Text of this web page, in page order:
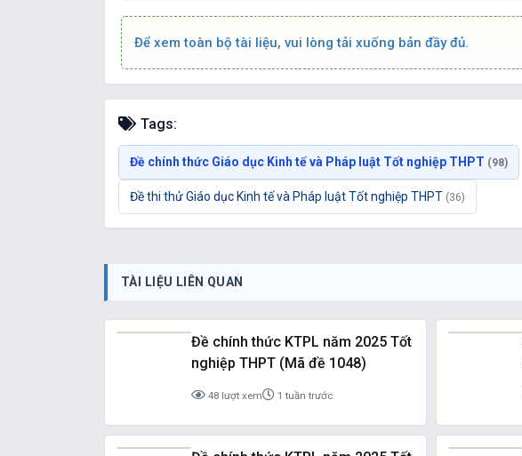
Để xem toàn bộ tài liệu, vui lòng tải xuống bản đầy đủ.
Tags:
Đề chính thức Giáo dục Kinh tế và Pháp luật Tốt nghiệp THPT (98)
Đề thi thử Giáo dục Kinh tế và Pháp luật Tốt nghiệp THPT (36)
TÀI LIỆU LIÊN QUAN
Đề chính thức KTPL năm 2025 Tốt
nghiệp THPT (Mã đề 1048)
48 lượt xem 1 tuần trước